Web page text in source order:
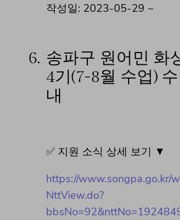
작성일: 2023-05-29 ~
6. 송파구 원어민 화
4기(7-8월 수업)
내
✅ 지원 소식 상세 보기 ▼
https://www.songpa.go.kr/
NttView.do?